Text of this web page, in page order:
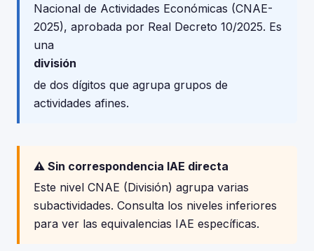
Nacional de Actividades Económicas (CNAE-
2025), aprobada por Real Decreto 10/2025. Es
una
división
de dos dígitos que agrupa grupos de
actividades afines.
⚠️ Sin correspondencia IAE directa
Este nivel CNAE (División) agrupa varias
subactividades. Consulta los niveles inferiores
para ver las equivalencias IAE específicas.